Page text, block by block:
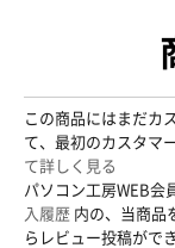
この商品にはまだカ
て、最初のカスタマ
て詳しく見る
パソコン工房WEB会
入履歴 内の、当商品
らレビュー投稿がで